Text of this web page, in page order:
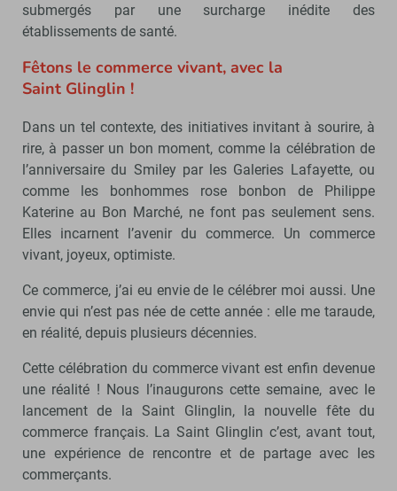
submergés par une surcharge inédite des
établissements de santé.
Fêtons le commerce vivant, avec la
Saint Glinglin !
Dans un tel contexte, des initiatives invitant à sourire, à
rire, à passer un bon moment, comme la célébration de
l’anniversaire du Smiley par les Galeries Lafayette, ou
comme les bonhommes rose bonbon de Philippe
Katerine au Bon Marché, ne font pas seulement sens.
Elles incarnent l’avenir du commerce. Un commerce
vivant, joyeux, optimiste.
Ce commerce, j’ai eu envie de le célébrer moi aussi. Une
envie qui n’est pas née de cette année : elle me taraude,
en réalité, depuis plusieurs décennies.
Cette célébration du commerce vivant est enfin devenue
une réalité ! Nous l’inaugurons cette semaine, avec le
lancement de la Saint Glinglin, la nouvelle fête du
commerce français. La Saint Glinglin c’est, avant tout,
une expérience de rencontre et de partage avec les
commerçants.